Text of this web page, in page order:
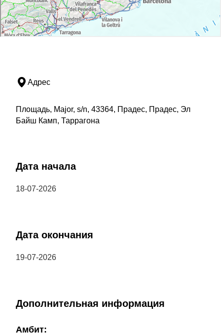
Адрес
Площадь, Major, s/n, 43364, Прадес, Прадес, Эл
Байш Камп, Таррагона
Дата начала
18-07-2026
Дата окончания
19-07-2026
Дополнительная информация
Амбит: